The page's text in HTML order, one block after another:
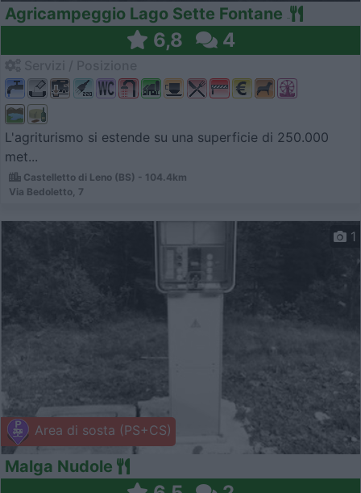
Agricampeggio Lago Sette Fontane
6,8 4
L'agriturismo si estende su una superficie di 250.000
met...
Castelletto di Leno (BS) - 104.4km
Via Bedoletto, 7
Area di sosta (PS+CS)
1
Malga Nudole